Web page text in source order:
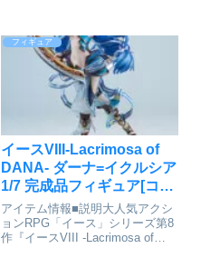
フィギュア
イースVIII-Lacrimosa of
DANA- ダーナ=イクルシア
1/7 完成品フィギュア[コト
ブキヤ]が予約受付中
アイテム情報■説明大人気アクシ
ョンRPG「イース」シリーズ第8
作『イースVIII -Lacrimosa of